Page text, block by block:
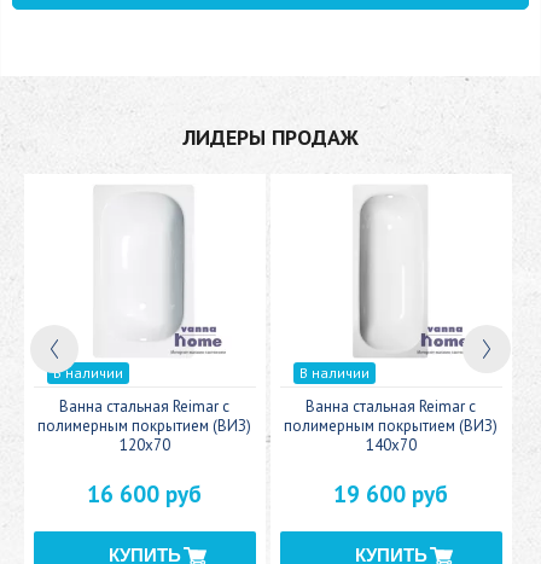
ЛИДЕРЫ ПРОДАЖ
В наличии
Ванна стальная Reimar с
полимерным покрытием (ВИЗ)
120x70
16 600 руб
В наличии
Ванна стальная Reimar с
полимерным покрытием (ВИЗ)
140x70
19 600 руб